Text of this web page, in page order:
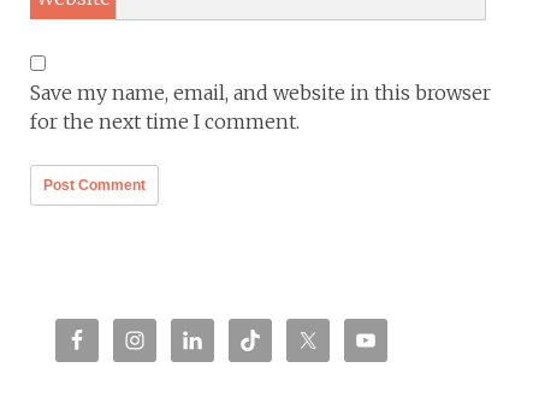
Save my name, email, and website in this browser
for the next time I comment.